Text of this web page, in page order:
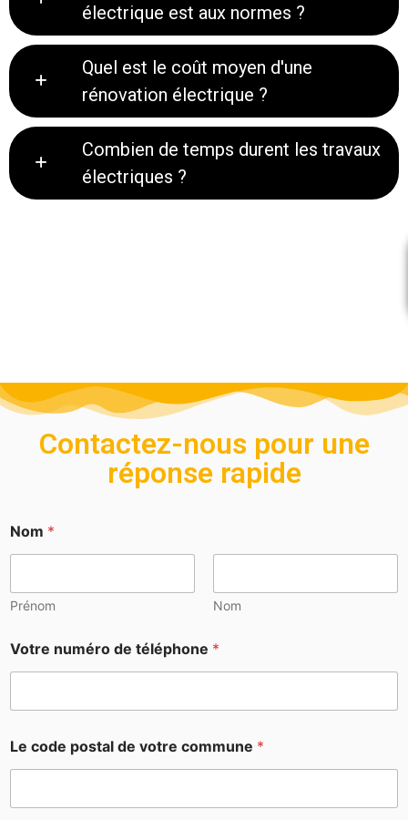
électrique est aux normes ?
Quel est le coût moyen d'une
rénovation électrique ?
Combien de temps durent les travaux
électriques ?
Contactez-nous pour une
réponse rapide
Nom *
Prénom Nom
Votre numéro de téléphone *
Le code postal de votre commune *